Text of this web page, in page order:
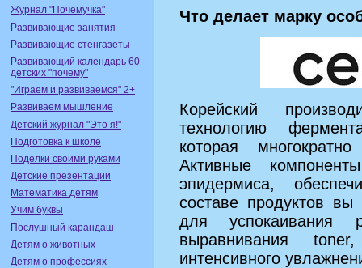
Журнал "Почемучка"
Развивающие занятия
Развивающие стенгазеты
Развивающий календарь 60
детских "почему"
"Играем и развиваемся" 2+
Развиваем мышление
Детский журнал "Это я!"
Подготовка к школе
Поделки своими руками
Детские презентации
Математика детям
Учим буквы
Послушный карандаш
Детям о животных
Детям о профессиях
Что делает марку
Корейский
технологию
которая
Активные
эпидермиса,
составе продуктов вы
для успокаивания
выравнивания
интенсивного